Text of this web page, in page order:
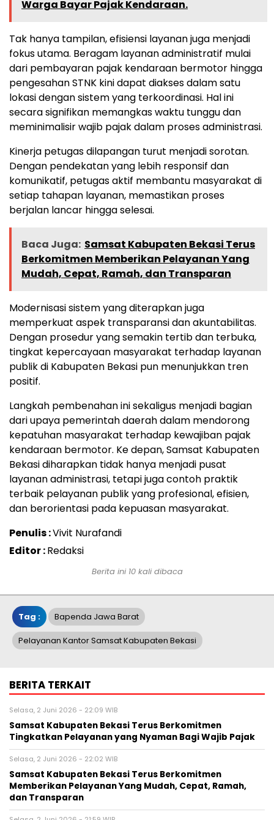
Warga Bayar Pajak Kendaraan.
Tak hanya tampilan, efisiensi layanan juga menjadi
fokus utama. Beragam layanan administratif mulai
dari pembayaran pajak kendaraan bermotor hingga
pengesahan STNK kini dapat diakses dalam satu
lokasi dengan sistem yang terkoordinasi. Hal ini
secara signifikan memangkas waktu tunggu dan
meminimalisir wajib pajak dalam proses administrasi.
Kinerja petugas dilapangan turut menjadi sorotan.
Dengan pendekatan yang lebih responsif dan
komunikatif, petugas aktif membantu masyarakat di
setiap tahapan layanan, memastikan proses
berjalan lancar hingga selesai.
Baca Juga: Samsat Kabupaten Bekasi Terus
Berkomitmen Memberikan Pelayanan Yang
Mudah, Cepat, Ramah, dan Transparan
Modernisasi sistem yang diterapkan juga
memperkuat aspek transparansi dan akuntabilitas.
Dengan prosedur yang semakin tertib dan terbuka,
tingkat kepercayaan masyarakat terhadap layanan
publik di Kabupaten Bekasi pun menunjukkan tren
positif.
Langkah pembenahan ini sekaligus menjadi bagian
dari upaya pemerintah daerah dalam mendorong
kepatuhan masyarakat terhadap kewajiban pajak
kendaraan bermotor. Ke depan, Samsat Kabupaten
Bekasi diharapkan tidak hanya menjadi pusat
layanan administrasi, tetapi juga contoh praktik
terbaik pelayanan publik yang profesional, efisien,
dan berorientasi pada kepuasan masyarakat.
Penulis :Vivit Nurafandi
Editor :Redaksi
Berita ini 10 kali dibaca
Tag : Bapenda Jawa Barat
Pelayanan Kantor Samsat Kabupaten Bekasi
BERITA TERKAIT
Selasa, 2 Juni 2026 - 22:09 WIB
Samsat Kabupaten Bekasi Terus Berkomitmen
Tingkatkan Pelayanan yang Nyaman Bagi Wajib Pajak
Selasa, 2 Juni 2026 - 22:02 WIB
Samsat Kabupaten Bekasi Terus Berkomitmen
Memberikan Pelayanan Yang Mudah, Cepat, Ramah,
dan Transparan